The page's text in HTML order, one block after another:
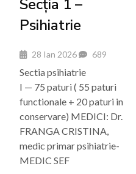
Secția 1 –
Psihiatrie
28 Ian 2026 689
Sectia psihiatrie
I — 75 paturi ( 55 paturi
functionale + 20 paturi in
conservare) MEDICI: Dr.
FRANGA CRISTINA,
medic primar psihiatrie-
MEDIC SEF